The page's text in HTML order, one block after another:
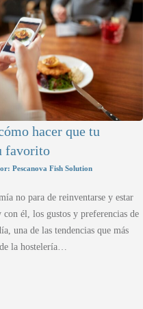
hacer que tu
favorito
Pescanova Fish Solution
no para de reinventarse y estar
él, los gustos y preferencias de
una de las tendencias que más
la hostelería…